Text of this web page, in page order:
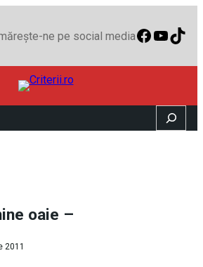
ne pe social media
Search
oaie –
2011